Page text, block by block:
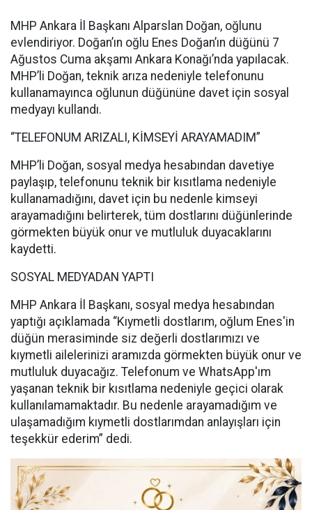
MHP Ankara İl Başkanı Alparslan Doğan, oğlunu
evlendiriyor. Doğan’ın oğlu Enes Doğan’ın düğünü 7
Ağustos Cuma akşamı Ankara Konağı’nda yapılacak.
MHP’li Doğan, teknik arıza nedeniyle telefonunu
kullanamayınca oğlunun düğününe davet için sosyal
medyayı kullandı.
“TELEFONUM ARIZALI, KİMSEYİ ARAYAMADIM”
MHP’li Doğan, sosyal medya hesabından davetiye
paylaşıp, telefonunu teknik bir kısıtlama nedeniyle
kullanamadığını, davet için bu nedenle kimseyi
arayamadığını belirterek, tüm dostlarını düğünlerinde
görmekten büyük onur ve mutluluk duyacaklarını
kaydetti.
SOSYAL MEDYADAN YAPTI
MHP Ankara İl Başkanı, sosyal medya hesabından
yaptığı açıklamada “Kıymetli dostlarım, oğlum Enes'in
düğün merasiminde siz değerli dostlarımızı ve
kıymetli ailelerinizi aramızda görmekten büyük onur ve
mutluluk duyacağız. Telefonum ve WhatsApp'ım
yaşanan teknik bir kısıtlama nedeniyle geçici olarak
kullanılamamaktadır. Bu nedenle arayamadığım ve
ulaşamadığım kıymetli dostlarımdan anlayışları için
teşekkür ederim” dedi.